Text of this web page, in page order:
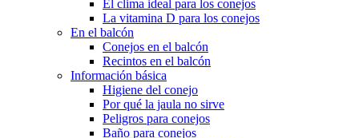
El clima ideal para los conejos
La vitamina D para los conejos
En el balcón
Conejos en el balcón
Recintos en el balcón
Información básica
Higiene del conejo
Por qué la jaula no sirve
Peligros para conejos
Baño para conejos